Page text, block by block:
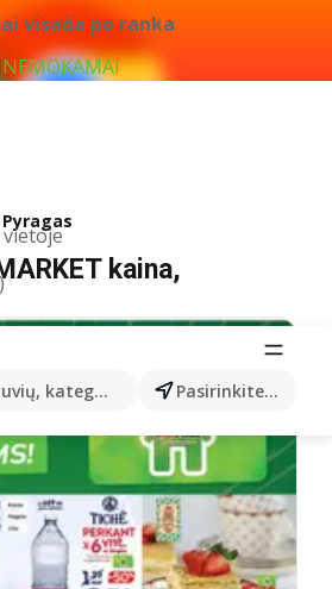
visada po ranka
kategorijų, produktų... Pasirinkite miestą
Pyragas
kaina,